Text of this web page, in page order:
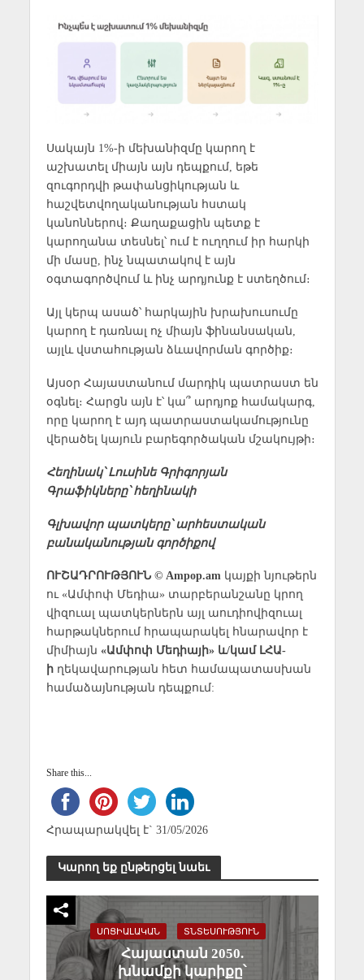
Սակայն 1%-ի մեխանիզմը կարող է
աշխատել միայն այն դեպքում, եթե
զուգորդվի թափանցիկության և
հաշվետվողականության հստակ
կանոններով։ Քաղաքացին պետք է
կարողանա տեսնել՝ ում է ուղղում իր հարկի
մի մասը, ինչ նպատակով է այն
օգտագործվում և ինչ արդյունք է ստեղծում։
Այլ կերպ ասած՝ հարկային խրախուսումը
կարող է դառնալ ոչ միայն ֆինանսական,
այլև վստահության ձևավորման գործիք։
Այսօր Հայաստանում մարդիկ պատրաստ են
օգնել։ Հարցն այն է՝ կա՞ արդյոք համակարգ,
որը կարող է այդ պատրաստակամությունը
վերածել կայուն բարեգործական մշակույթի։
Հեղինակ՝ Լուսինե Գրիգորյան
Գրաֆիկները՝ հեղինակի
Գլխավոր պատկերը՝ արհեստական
բանականության գործիքով
ՈՒՇԱԴՐՈՒԹՅՈՒՆ © Ampop.amկայքի նյութերն
ու «Ամփոփ Մեդիա» տարբերանշանը կրող
վիզուալ պատկերներն այլ աուդիովիզուալ
հարթակներում հրապարակել հնարավոր է
միմիայն «Ամփոփ Մեդիայի» և/կամ ԼՀԱ-
իղեկավարության հետ համապատասխան
համաձայնության դեպքում:
Share this...
Հրապարակվել է` 31/05/2026
Կարող եք ընթերցել նաեւ
ՍՈՑԻԱԼԱԿԱՆ ՏՆՏԵՍՈՒԹՅՈՒՆ
Հայաստան 2050.
խնամքի կարիքը՝